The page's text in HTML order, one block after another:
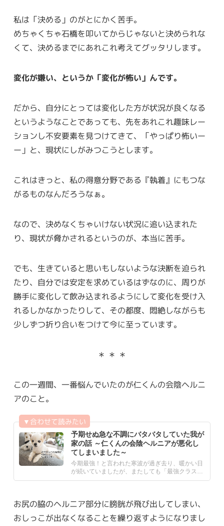
私は「決める」のがとにかく苦手。
めちゃくちゃ石橋を叩いてからじゃないと決められな
くて、決めるまでにあれこれ考えてグッタリします。
変化が嫌い、というか「変化が怖い」んです。
だから、自分にとっては変化した方が状況が良くなる
というようなことであっても、先をあれこれ趣味レー
ションし不安要素を見つけてきて、「やっぱり怖いー
ー」と、現状にしがみつこうとします。
これはきっと、私の得意分野である『執着』にもつな
がるものなんだろうなぁ。
なので、決めなくちゃいけない状況に追い込まれた
り、現状が脅かされるというのが、本当に苦手。
でも、生きていると思いもしないような決断を迫られ
たり、自分では安定を求めているはずなのに、周りが
勝手に変化して飲み込まれるようにして変化を受け入
れるしかなかったりして、その都度、悶絶しながらも
少しずつ折り合いをつけて今に至っています。
＊ ＊ ＊
この一週間、一番悩んでいたのが仁くんの会陰ヘルニ
アのこと。
予期せぬ急な不調にバタバタしていた我が
家の話 ～仁くんの会陰ヘルニアが悪化し
てしまいました～
今期最強！と言われた寒波が過ぎ去り、暖かい日
が続いていましたが、またしても「最強クラス」
の寒波がやってきていま.....
お尻の脇のヘルニア部分に膀胱が飛び出してしまい、
おしっこが出なくなることを繰り返すようになりまし